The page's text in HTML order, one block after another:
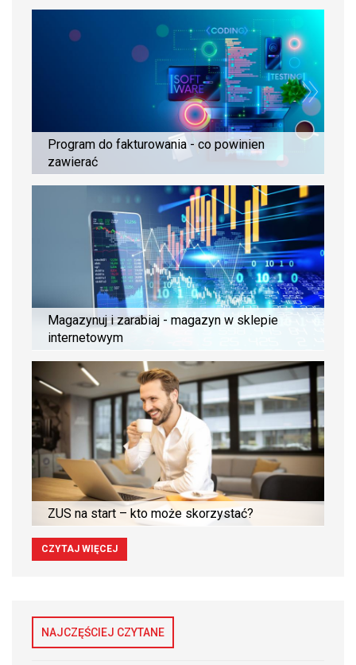
Program do fakturowania - co powinien
zawierać
Magazynuj i zarabiaj - magazyn w sklepie
internetowym
ZUS na start – kto może skorzystać?
CZYTAJ WIĘCEJ
NAJCZĘŚCIEJ CZYTANE